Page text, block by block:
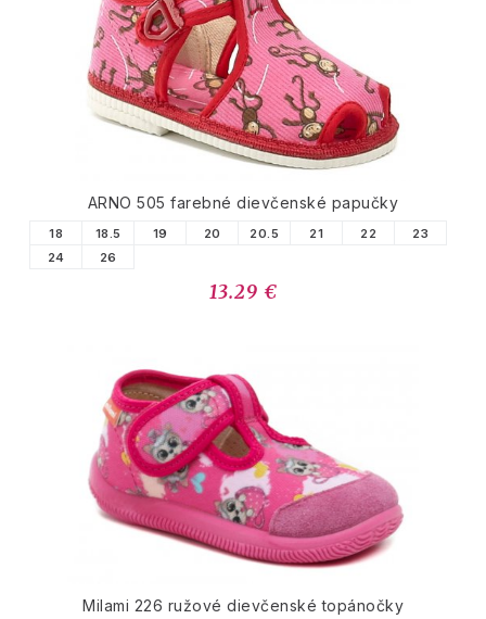
ARNO 505 farebné dievčenské papučky
18 18.5 19 20 20.5 21 22
23
24
26
13.29 €
Milami 226 ružové dievčenské topánočky